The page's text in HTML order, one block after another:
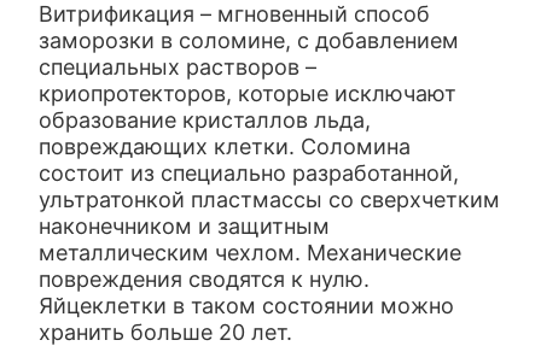
Витрификация – мгновенный способ
заморозки в соломине, с добавлением
специальных растворов –
криопротекторов, которые исключают
образование кристаллов льда,
повреждающих клетки. Соломина
состоит из специально разработанной,
ультратонкой пластмассы со сверхчетким
наконечником и защитным
металлическим чехлом. Механические
повреждения сводятся к нулю.
Яйцеклетки в таком состоянии можно
хранить больше 20 лет.